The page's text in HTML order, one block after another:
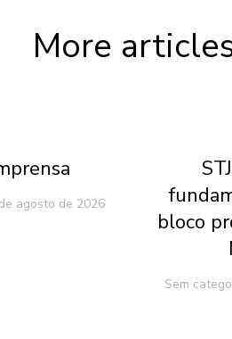
More
agosto de 2026
bloco
Sem